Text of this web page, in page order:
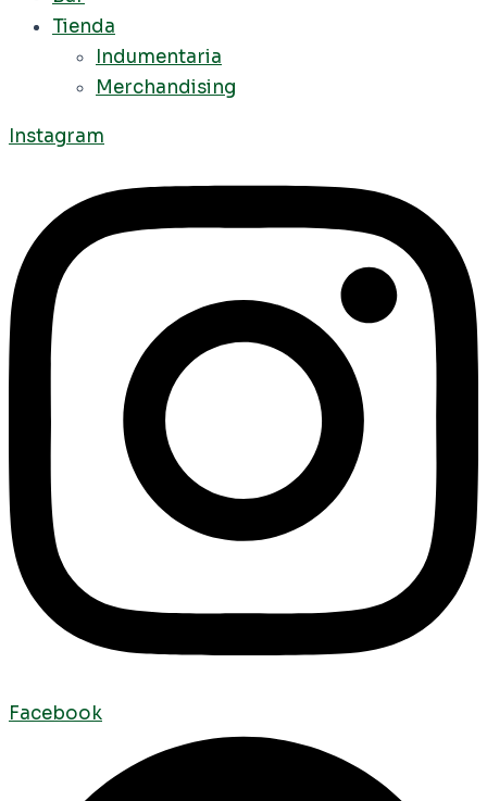
Tienda
Indumentaria
Merchandising
Instagram
Facebook